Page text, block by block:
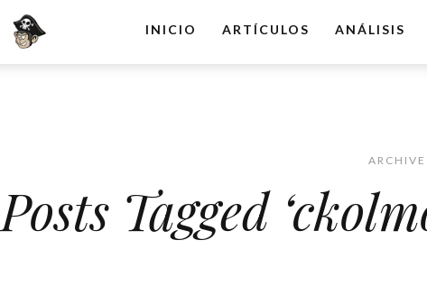
INICIO ARTÍCULOS ANÁLISIS
ARCHIVE
Posts Tagged